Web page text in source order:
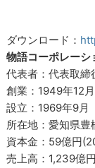
ダウンロード：
物語コーポレーシ
代表者：代表取締
創業：1949年12月
設立：1969年9月
所在地：愛知県
資本金：59億円
売上高：1,239億